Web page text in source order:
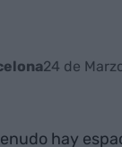
24 de
hay